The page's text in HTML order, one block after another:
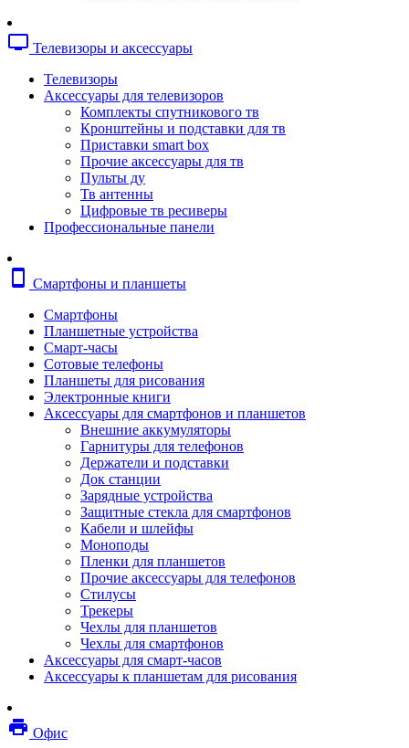
Телефония
Рации
Консоли для мини-атс
Системные телефоны
Телефоны
Телефоны dect
Торговое оборудование
Детектор валют
Счетчики банкнот
Калькуляторы
Мебель
Стулья и кресла
Столы
Мебельные аксессуары
Аксессуары для кресел
Вешалки
Коврики защитные
Эргономика
Опции для устройств печати, копирования и
сканирования
Сетевое оборудование
Маршрутизаторы
Модемы
Точки доступа
Сетевые адаптеры
Коммутаторы
Расширители беспроводной сети
Wi-fi антенны
Инструмент
Кабель
Монтажные компоненты
tv Телевизоры и аксессуары
Телевизоры
Аксессуары для телевизоров
Комплекты спутникового тв
Кронштейны и подставки для тв
Приставки smart box
Прочие аксессуары для тв
Пульты ду
Тв антенны
Цифровые тв ресиверы
Профессиональные панели
smartphone
Смартфоны и планшеты
Смартфоны
Планшетные устройства
Смарт-часы
Сотовые телефоны
Планшеты для рисования
Электронные книги
Аксессуары для смартфонов и планшетов
Внешние аккумуляторы
Гарнитуры для телефонов
Держатели и подставки
Док станции
Зарядные устройства
Защитные стекла для смартфонов
Кабели и шлейфы
Моноподы
Пленки для планшетов
Прочие аксессуары для телефонов
Стилусы
Трекеры
Чехлы для планшетов
Чехлы для смартфонов
Аксессуары для смарт-часов
Аксессуары к планшетам для рисования
local_printshop Офис